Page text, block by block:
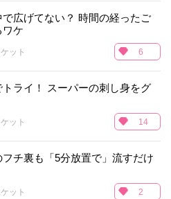
で広げてない？ 時間の経ったご
ワケ
ット 6
ライ！ スーパーの刺し身をグ
ット 14
フチ裏も「5分放置で」流すだけ
ット 2